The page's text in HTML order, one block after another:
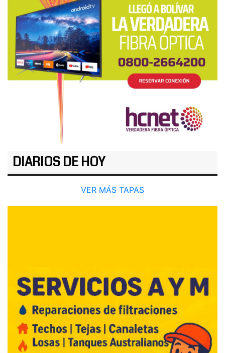
DIARIOS DE HOY
VER MÁS TAPAS